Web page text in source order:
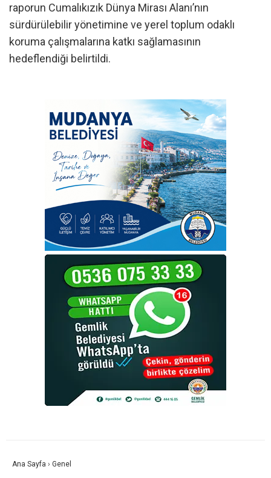
raporun Cumalıkızık Dünya Mirası Alanı’nın
sürdürülebilir yönetimine ve yerel toplum odaklı
koruma çalışmalarına katkı sağlamasının
hedeflendiği belirtildi.
Ana Sayfa › Genel